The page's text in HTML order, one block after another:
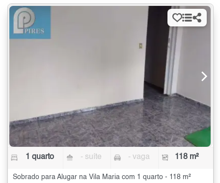
1 quarto - suíte - vaga 118 m²
Sobrado para Alugar na Vila Maria com 1 quarto - 118 m²